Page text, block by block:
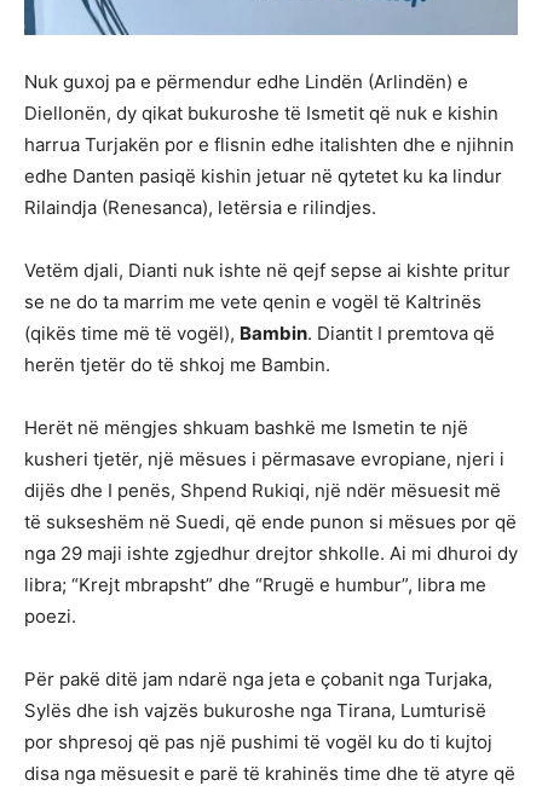
Nuk guxoj pa e përmendur edhe Lindën (Arlindën) e
Diellonën, dy qikat bukuroshe të Ismetit që nuk e kishin
harrua Turjakën por e flisnin edhe italishten dhe e njihnin
edhe Danten pasiqë kishin jetuar në qytetet ku ka lindur
Rilaindja (Renesanca), letërsia e rilindjes.
Vetëm djali, Dianti nuk ishte në qejf sepse ai kishte pritur
se ne do ta marrim me vete qenin e vogël të Kaltrinës
(qikës time më të vogël), Bambin. Diantit I premtova që
herën tjetër do të shkoj me Bambin.
Herët në mëngjes shkuam bashkë me Ismetin te një
kusheri tjetër, një mësues i përmasave evropiane, njeri i
dijës dhe I penës, Shpend Rukiqi, një ndër mësuesit më
të sukseshëm në Suedi, që ende punon si mësues por që
nga 29 maji ishte zgjedhur drejtor shkolle. Ai mi dhuroi dy
libra; “Krejt mbrapsht” dhe “Rrugë e humbur”, libra me
poezi.
Për pakë ditë jam ndarë nga jeta e çobanit nga Turjaka,
Sylës dhe ish vajzës bukuroshe nga Tirana, Lumturisë
por shpresoj që pas një pushimi të vogël ku do ti kujtoj
disa nga mësuesit e parë të krahinës time dhe të atyre që